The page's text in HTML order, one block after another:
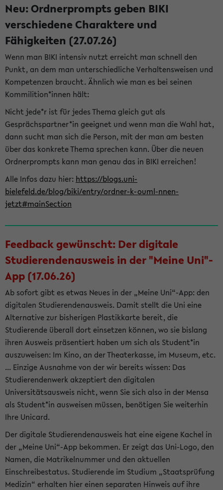
Neu: Ordnerprompts geben BIKI
verschiedene Charaktere und
Fähigkeiten (27.07.26)
Wenn man BIKI intensiv nutzt erreicht man schnell den
Punkt, an dem man unterschiedliche Verhaltensweisen und
Kompetenzen braucht. Ähnlich wie man es bei seinen
Kommilition*innen hält:
Nicht jede*r ist für jedes Thema gleich gut als
Gesprächspartner*in geeignet und wenn man die Wahl hat,
dann sucht man sich die Person, mit der man am besten
über das konkrete Thema sprechen kann. Über die neuen
Ordnerprompts kann man genau das in BIKI erreichen!
Alle Infos dazu hier: https://blogs.uni-
bielefeld.de/blog/biki/entry/ordner-k-ouml-nnen-
jetzt#mainSection
Feedback gewünscht: Der digitale
Studierendenausweis in der "Meine Uni"-
App (17.06.26)
Ab sofort gibt es etwas Neues in der „Meine Uni“-App: den
digitalen Studierendenausweis. Damit stellt die Uni eine
Alternative zur bisherigen Plastikkarte bereit, die
Studierende überall dort einsetzen können, wo sie bislang
ihren Ausweis präsentiert haben um sich als Student*in
auszuweisen: Im Kino, an der Theaterkasse, im Museum, etc.
... Einzige Ausnahme von der wir bereits wissen: Das
Studierendenwerk akzeptiert den digitalen
Universitätsausweis nicht, wenn Sie sich also in der Mensa
als Student*in ausweisen müssen, benötigen Sie weiterhin
Ihre Unicard.
Der digitale Studierendenausweis hat eine eigene Kachel in
der „Meine Uni“-App bekommen. Er zeigt das Uni-Logo, den
Namen, die Matrikelnummer und den aktuellen
Einschreibestatus. Studierende im Studium „Staatsprüfung
Medizin“ erhalten hier einen separaten Hinweis auf ihre